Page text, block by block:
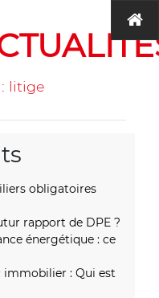
: litige
obligatoires
rapport de DPE ?
énergétique : ce
: Qui est